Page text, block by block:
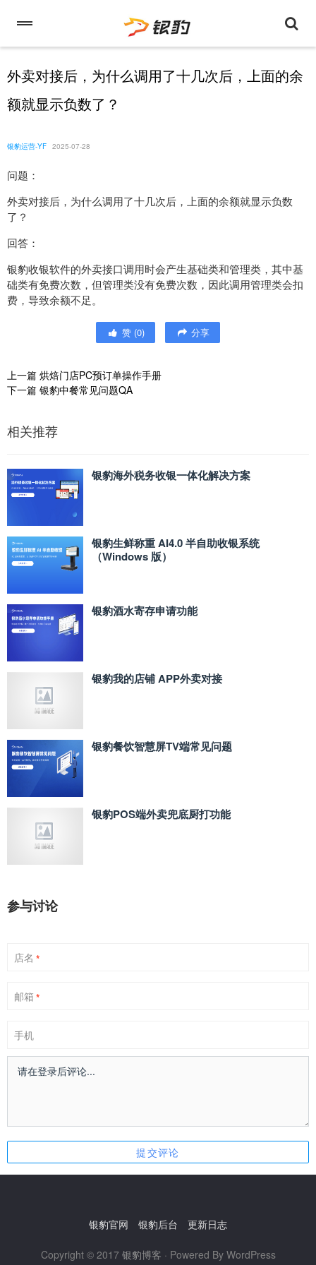
外卖对接后，为什么调用了十几次后，上面的余
额就显示负数了？
银豹运营-YF 2025-07-28
问题：
外卖对接后，为什么调用了十几次后，上面的余额就显示负数
了？
回答：
银豹收银软件的外卖接口调用时会产生基础类和管理类，其中基
础类有免费次数，但管理类没有免费次数，因此调用管理类会扣
费，导致余额不足。
赞 (0) 分享
上一篇 烘焙门店PC预订单操作手册
下一篇 银豹中餐常见问题QA
相关推荐
银豹海外税务收银一体化解决方案
银豹生鲜称重 AI4.0 半自助收银系统
（Windows 版）
银豹酒水寄存申请功能
银豹我的店铺 APP外卖对接
银豹餐饮智慧屏TV端常见问题
银豹POS端外卖兜底厨打功能
参与讨论
店名 *
邮箱 *
手机
银豹官网 银豹后台 更新日志
Copyright © 2017 银豹博客 · Powered By WordPress